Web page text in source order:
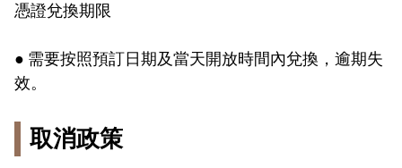
憑證兌換期限
● 需要按照預訂日期及當天開放時間內兌換，逾期失
效。
取消政策